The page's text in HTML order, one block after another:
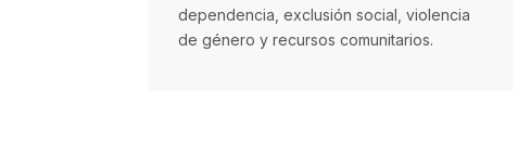
dependencia, exclusión social, violencia
de género y recursos comunitarios.